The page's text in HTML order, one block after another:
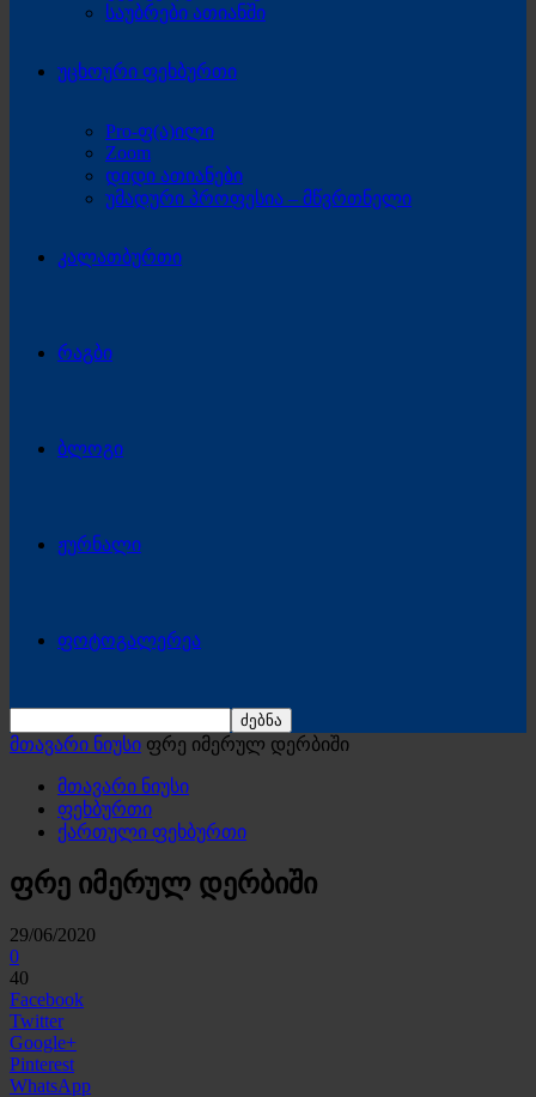
საუბრები ათიანში
უცხოური ფეხბურთი
Pro-ფ(ა)ილი
Zoom
დიდი ათიანები
უმადური პროფესია – მწვრთნელი
კალათბურთი
რაგბი
ბლოგი
ჟურნალი
ფოტოგალერეა
მთავარი ნიუსი ფრე იმერულ დერბიში
მთავარი ნიუსი
ფეხბურთი
ქართული ფეხბურთი
ფრე იმერულ დერბიში
29/06/2020
0
40
Facebook
Twitter
Google+
Pinterest
WhatsApp